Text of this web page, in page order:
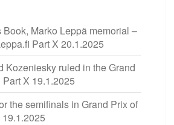
Marko Leppä memorial –
Part X 20.1.2025
Kozeniesky ruled in the Grand
X 19.1.2025
the semifinals in Grand Prix of
19.1.2025